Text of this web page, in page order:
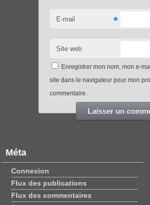
E-mail *
Site web
Enregistrer mon nom, mon e-
site dans le navigateur pour mon
commentaire.
Méta
Connexion
Flux des publications
Flux des commentaires